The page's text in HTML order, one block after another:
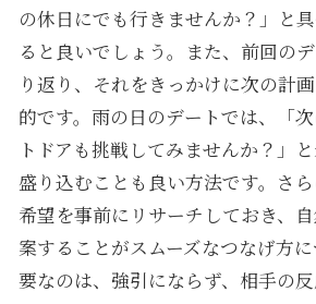
の休日にでも行きませんか？」と
ると良いでしょう。また、前回の
り返り、それをきっかけに次の計
的です。雨の日のデートでは、「
トドアも挑戦してみませんか？」
盛り込むことも良い方法です。さ
希望を事前にリサーチしておき、
案することがスムーズなつなげ方
要なのは、強引にならず、相手の